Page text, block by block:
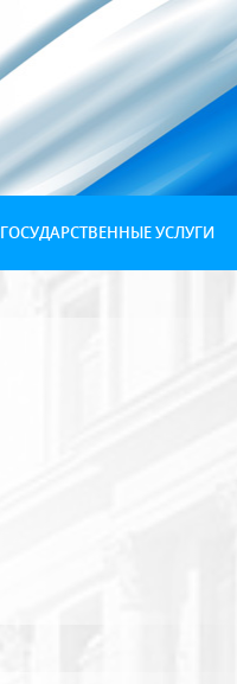
ГОСУДАРСТВЕННЫЕ УСЛУГИ